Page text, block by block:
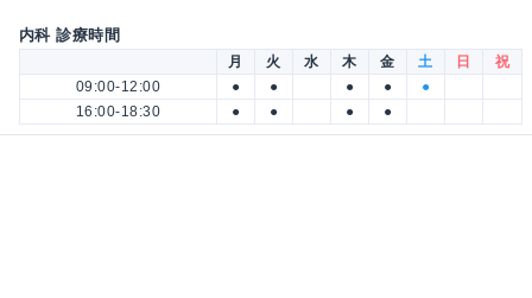
内科 診療時間
月 火 水 木 金 土 日
祝
09:00-12:00
● ● ● ●
●
16:00-18:30
● ● ● ●